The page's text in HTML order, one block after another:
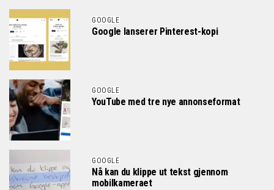
GOOGLE
Google lanserer Pinterest-kopi
GOOGLE
YouTube med tre nye annonseformat
GOOGLE
Nå kan du klippe ut tekst gjennom
mobilkameraet